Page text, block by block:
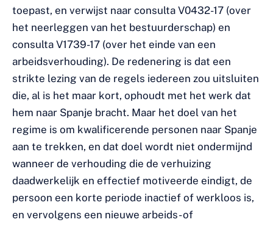
toepast, en verwijst naar consulta V0432-17 (over
het neerleggen van het bestuurderschap) en
consulta V1739-17 (over het einde van een
arbeidsverhouding). De redenering is dat een
strikte lezing van de regels iedereen zou uitsluiten
die, al is het maar kort, ophoudt met het werk dat
hem naar Spanje bracht. Maar het doel van het
regime is om kwalificerende personen naar Spanje
aan te trekken, en dat doel wordt niet ondermijnd
wanneer de verhouding die de verhuizing
daadwerkelijk en effectief motiveerde eindigt, de
persoon een korte periode inactief of werkloos is,
en vervolgens een nieuwe arbeids- of